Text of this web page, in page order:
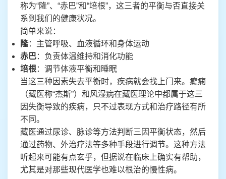
称为“隆”、“赤巴”和“培根”，这三者的平衡与否直接关
系到我们的健康状况。
简单来说：
隆：主管呼吸、血液循环和身体运动
赤巴：负责体温维持和消化功能
培根：调节体液平衡和睡眠
当这三种因素失去平衡时，疾病就会找上门来。癫痫
（藏医称“杰斯”）和风湿病在藏医理论中都属于这三
因失衡导致的疾病，只不过表现方式和治疗路径有所
不同。
藏医通过尿诊、脉诊等方法判断三因平衡状态，然后
通过药物、外治疗法等多种手段进行调节。这种方法
听起来可能有点玄乎，但据说在临床上确实有帮助，
尤其是对那些现代医学也难以根治的慢性病。